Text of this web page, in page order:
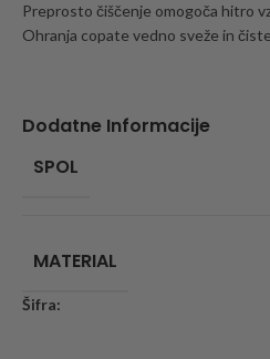
Preprosto čiščenje omogoča hitro
Ohranja copate vedno sveže in
Dodatne Informacije
SPOL
MATERIAL
Šifra: